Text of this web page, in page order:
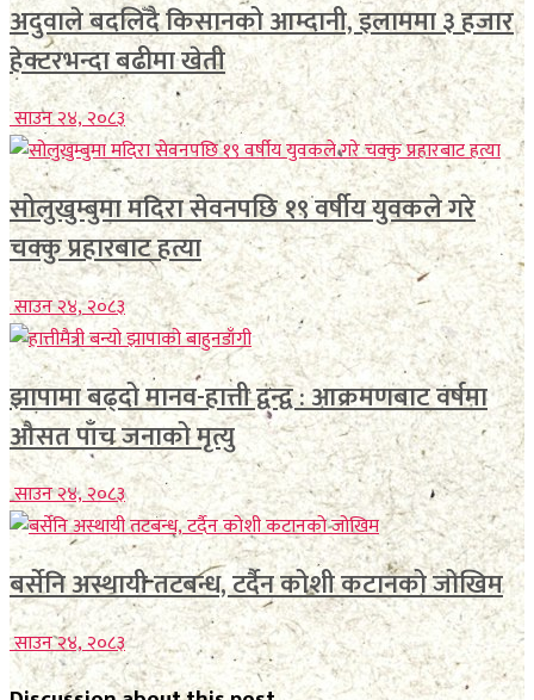
अदुवाले बदलिँदै किसानको आम्दानी, इलाममा ३ हजार
हेक्टरभन्दा बढीमा खेती
साउन २४, २०८३
सोलुखुम्बुमा मदिरा सेवनपछि १९ वर्षीय युवकले गरे
चक्कु प्रहारबाट हत्या
साउन २४, २०८३
झापामा बढ्दो मानव-हात्ती द्वन्द्व : आक्रमणबाट वर्षमा
औसत पाँच जनाको मृत्यु
साउन २४, २०८३
बर्सेनि अस्थायी तटबन्ध, टर्दैन कोशी कटानको जोखिम
साउन २४, २०८३